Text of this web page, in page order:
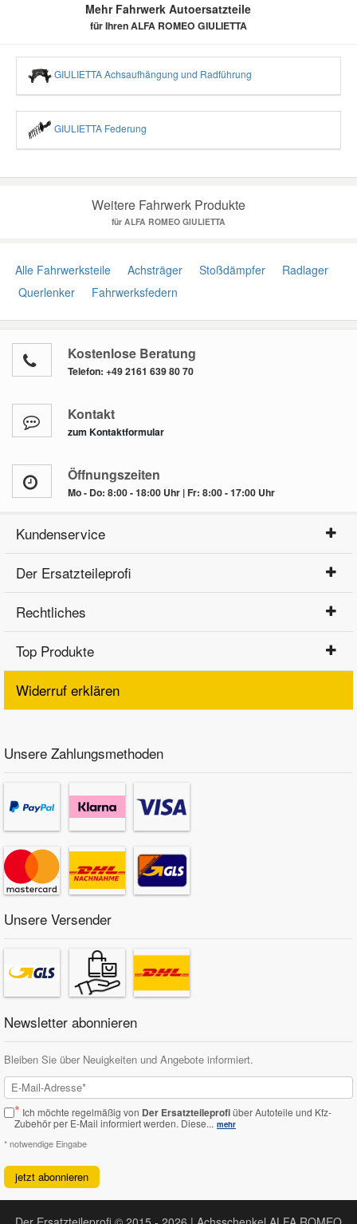
Mehr Fahrwerk Autoersatzteile
für Ihren ALFA ROMEO GIULIETTA
GIULIETTA Achsaufhängung und Radführung
GIULIETTA Federung
Weitere Fahrwerk Produkte
für ALFA ROMEO GIULIETTA
Alle Fahrwerksteile Achsträger Stoßdämpfer
Radlager
Querlenker
Fahrwerksfedern
Kostenlose Beratung
Telefon: +49 2161 639 80 70
Kontakt
zum Kontaktformular
Öffnungszeiten
Mo - Do: 8:00 - 18:00 Uhr | Fr: 8:00 - 17:00 Uhr
Kundenservice
Der Ersatzteileprofi
Rechtliches
Top Produkte
Widerruf erklären
Unsere Zahlungsmethoden
Unsere Versender
Newsletter abonnieren
Bleiben Sie über Neuigkeiten und Angebote informiert.
* Ich möchte regelmäßig von Der Ersatzteileprofiüber Autoteile und Kfz-
Zubehör per E-Mail informiert werden. Diese... mehr
* notwendige Eingabe
jetzt abonnieren